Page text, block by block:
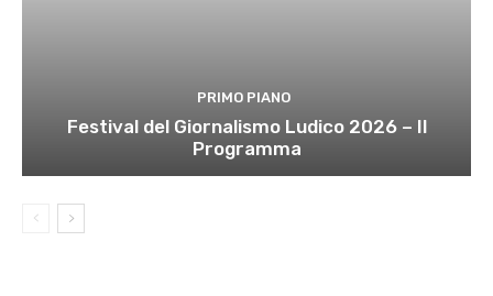
PRIMO PIANO
Festival del Giornalismo Ludico 2026 – Il
Programma